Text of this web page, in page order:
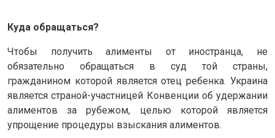
Куда обращаться?
Чтобы получить алименты от иностранца, не
обязательно обращаться в суд той страны,
гражданином которой является отец ребенка. Украина
является страной-участницей Конвенции об удержании
алиментов за рубежом, целью которой является
упрощение процедуры взыскания алиментов.